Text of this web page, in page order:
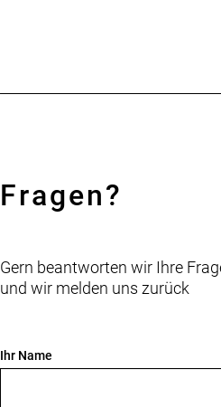
Fragen?
Gern beantworten wir Ihre
und wir melden uns zurück
Ihr Name